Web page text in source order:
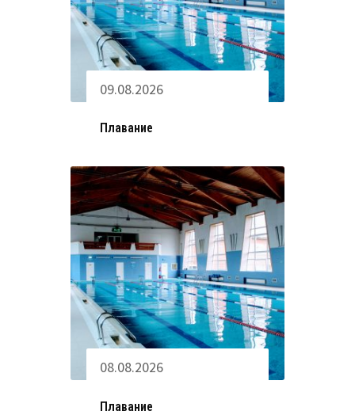
09.08.2026
Плавание
08.08.2026
Плавание